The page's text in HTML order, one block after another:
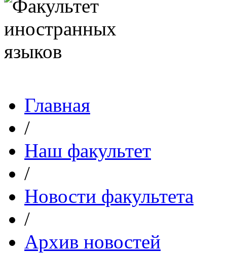
Главная
/
Наш факультет
/
Новости факультета
/
Архив новостей